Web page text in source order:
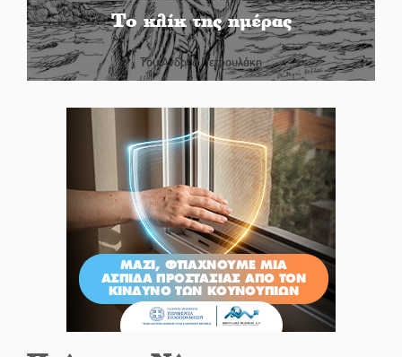
Το κλίκ της ημέρας
Του Ανδρέα Πετρουλάκη